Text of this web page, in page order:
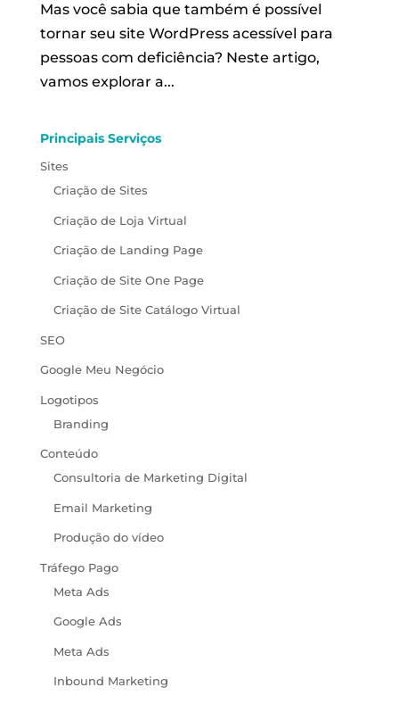
Mas você sabia que também é possível
tornar seu site WordPress acessível para
pessoas com deficiência? Neste artigo,
vamos explorar a...
Principais Serviços
Sites
Criação de Sites
Criação de Loja Virtual
Criação de Landing Page
Criação de Site One Page
Criação de Site Catálogo Virtual
SEO
Google Meu Negócio
Logotipos
Branding
Conteúdo
Consultoria de Marketing Digital
Email Marketing
Produção do vídeo
Tráfego Pago
Meta Ads
Google Ads
Meta Ads
Inbound Marketing